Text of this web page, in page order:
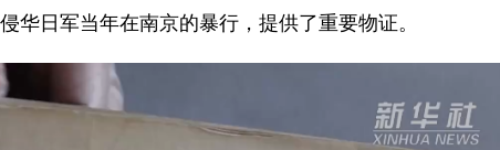
日军当年在南京的暴行，提供了重要物证。